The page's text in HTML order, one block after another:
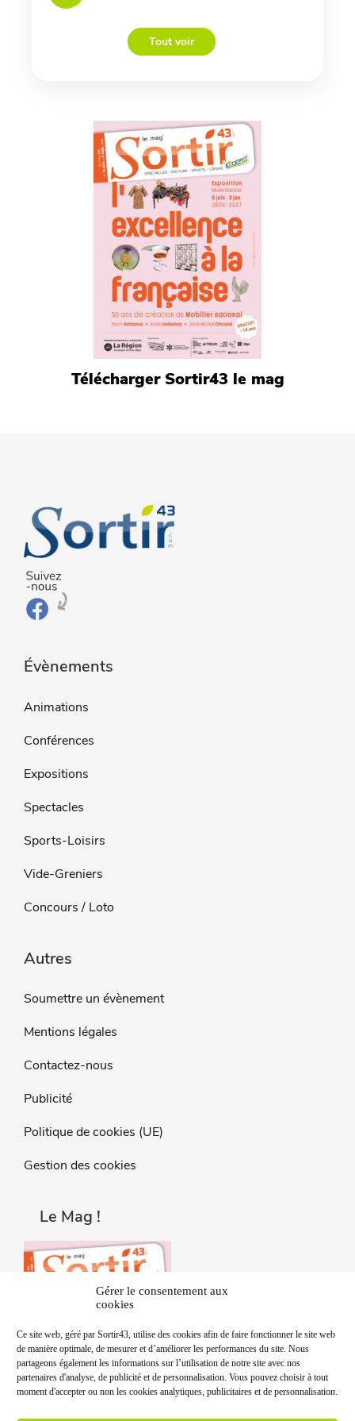
Gérer le consentement aux
cookies
Ce site web, géré par Sortir43, utilise des cookies afin de faire fonctionner le site web
de manière optimale, de mesurer et d’améliorer les performances du site. Nous
partageons également les informations sur l’utilisation de notre site avec nos
partenaires d'analyse, de publicité et de personnalisation. Vous pouvez choisir à tout
moment d'accepter ou non les cookies analytiques, publicitaires et de personnalisation.
Tout voir
Télécharger Sortir43 le mag
Évènements
Animations
Conférences
Expositions
Spectacles
Sports-Loisirs
Vide-Greniers
Concours / Loto
Autres
Soumettre un évènement
Mentions légales
Contactez-nous
Publicité
Politique de cookies (UE)
Gestion des cookies
Le Mag !